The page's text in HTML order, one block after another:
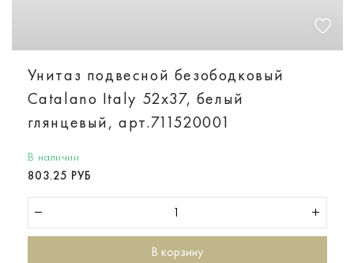
Унитаз подвесной безободковый
Catalano Italy 52х37, белый
глянцевый, арт.711520001
В наличии
803.25 РУБ
В корзину